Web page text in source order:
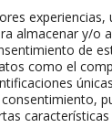
almacenar y/o
de
como el